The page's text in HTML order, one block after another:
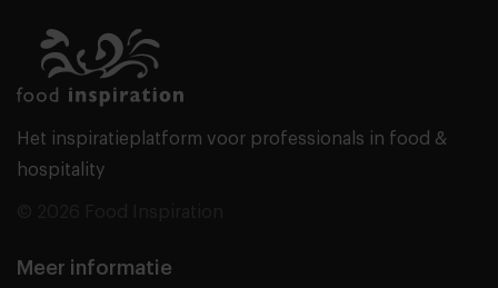
Het inspiratieplatform voor professionals in food &
hospitality
Meer informatie